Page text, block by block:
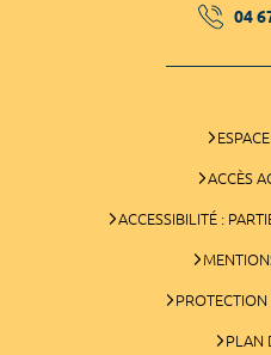
04
ACCÈS
ACCESSIBILITÉ :
PLAN